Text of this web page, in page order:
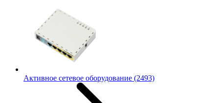
Активное сетевое оборудование (2493)